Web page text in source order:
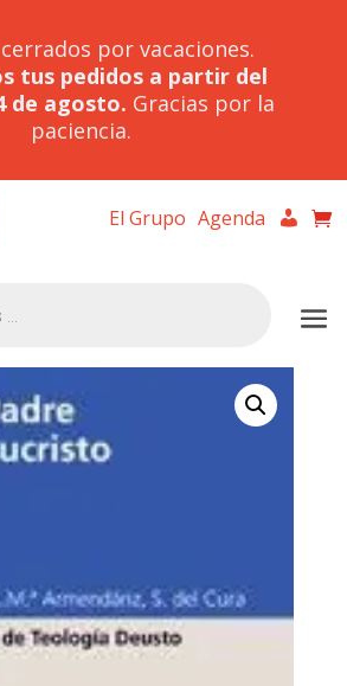
por vacaciones.
tus pedidos a partir del
de agosto. Gracias por la
paciencia.
El Grupo Agenda